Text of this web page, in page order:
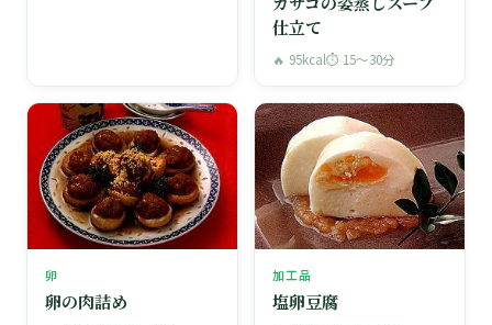
仕立て
🔥 95kcal⏱ 15〜30分
卵
卵の肉詰め
加工品
塩卵豆腐